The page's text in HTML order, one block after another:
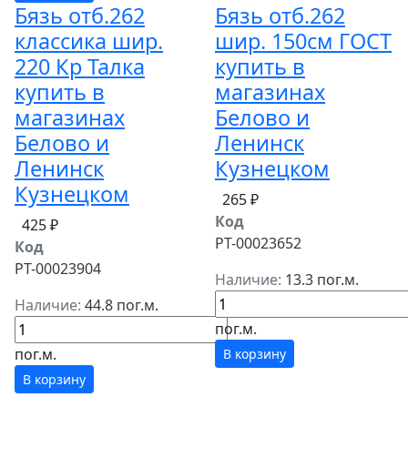
Бязь отб.262
классика шир.
220 Кр Талка
купить в
магазинах
Белово и
Ленинск
Кузнецком
425 ₽
Код
РТ-00023904
Наличие: 44.8 пог.м.
пог.м.
В корзину
Бязь отб.262
шир. 150см ГОСТ
купить в
магазинах
Белово и
Ленинск
Кузнецком
265 ₽
Код
РТ-00023652
Наличие: 13.3 пог.м.
пог.м.
В корзину